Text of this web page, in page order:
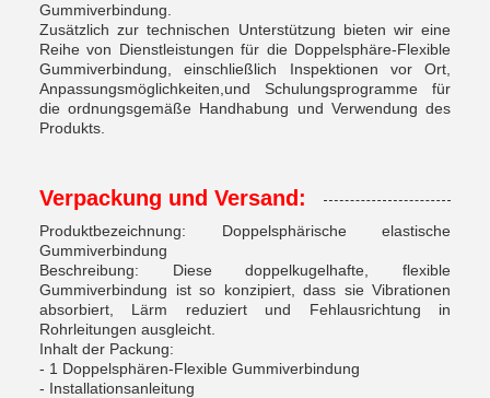
Gummiverbindung.
Zusätzlich zur technischen Unterstützung bieten wir eine
Reihe von Dienstleistungen für die Doppelsphäre-Flexible
Gummiverbindung, einschließlich Inspektionen vor Ort,
Anpassungsmöglichkeiten,und Schulungsprogramme für
die ordnungsgemäße Handhabung und Verwendung des
Produkts.
Verpackung und Versand:
Produktbezeichnung: Doppelsphärische elastische
Gummiverbindung
Beschreibung: Diese doppelkugelhafte, flexible
Gummiverbindung ist so konzipiert, dass sie Vibrationen
absorbiert, Lärm reduziert und Fehlausrichtung in
Rohrleitungen ausgleicht.
Inhalt der Packung:
- 1 Doppelsphären-Flexible Gummiverbindung
- Installationsanleitung